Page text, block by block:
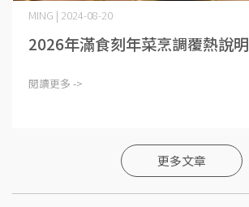
MING | 2024-08-20
2026年滿食刻年菜烹調覆熱說明
閱讀更多 ->
更多文章